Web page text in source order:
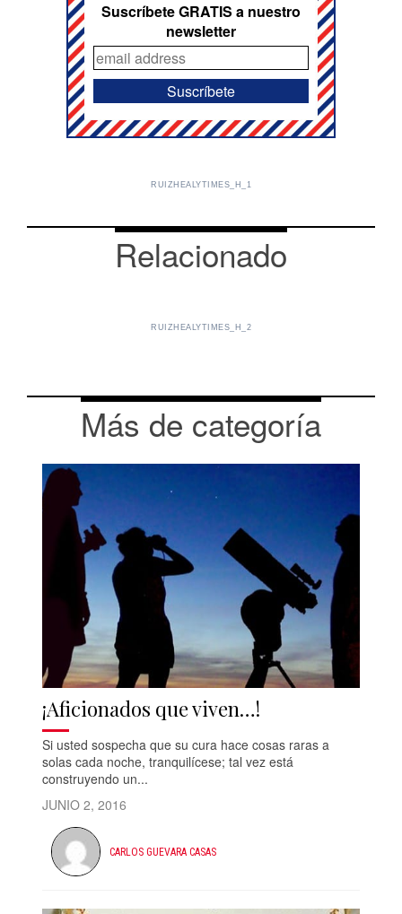
Suscríbete GRATIS a nuestro
newsletter
RUIZHEALYTIMES_H_1
Relacionado
RUIZHEALYTIMES_H_2
Más de categoría
¡Aficionados que viven…!
Si usted sospecha que su cura hace cosas raras a
solas cada noche, tranquilícese; tal vez está
construyendo un...
JUNIO 2, 2016
CARLOS GUEVARA CASAS